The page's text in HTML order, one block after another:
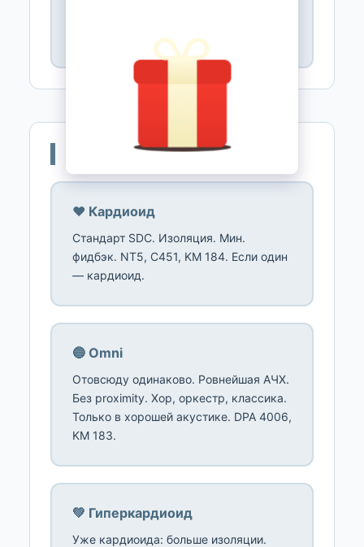
Дороже, но гибче.
📐 Направленность
❤️ Кардиоид
Стандарт SDC. Изоляция. Мин.
фидбэк. NT5, C451, KM 184. Если один
— кардиоид.
🔵 Omni
Отовсюду одинаково. Ровнейшая АЧХ.
Без proximity. Хор, оркестр, классика.
Только в хорошей акустике. DPA 4006,
KM 183.
💚 Гиперкардиоид
Уже кардиоида: больше изоляции.